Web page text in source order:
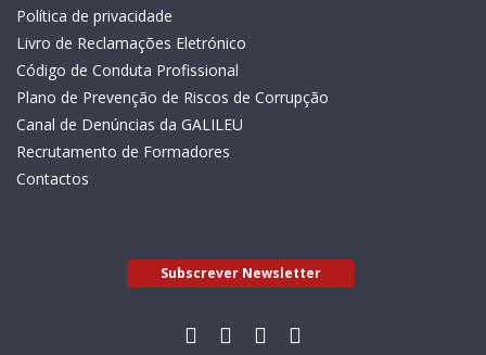
Política de privacidade
Livro de Reclamações Eletrónico
Código de Conduta Profissional
Plano de Prevenção de Riscos de Corrupção
Canal de Denúncias da GALILEU
Recrutamento de Formadores
Contactos
Subscrever Newsletter